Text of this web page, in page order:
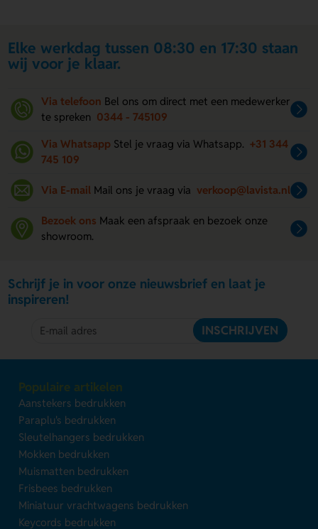
Elke werkdag tussen 08:30 en 17:30 staan
wij voor je klaar.
Via telefoon Bel ons om direct met een medewerker
te spreken 0344 - 745109
Via Whatsapp Stel je vraag via Whatsapp. +31 344
745 109
Via E-mail Mail ons je vraag via verkoop@lavista.nl
Bezoek ons Maak een afspraak en bezoek onze
showroom.
Schrijf je in voor onze nieuwsbrief en laat je
inspireren!
INSCHRIJVEN
Populaire artikelen
Aanstekers bedrukken
Paraplu's bedrukken
Sleutelhangers bedrukken
Mokken bedrukken
Muismatten bedrukken
Frisbees bedrukken
Miniatuur vrachtwagens bedrukken
Keycords bedrukken